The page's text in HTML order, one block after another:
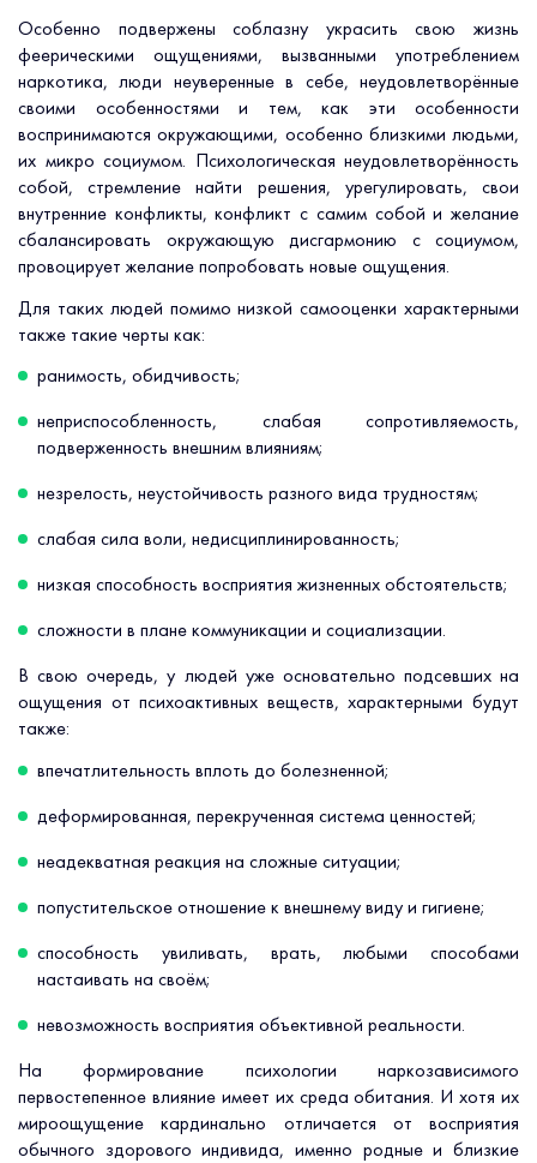
Особенно подвержены соблазну украсить свою жизнь
феерическими ощущениями, вызванными употреблением
наркотика, люди неуверенные в себе, неудовлетворённые
своими особенностями и тем, как эти особенности
воспринимаются окружающими, особенно близкими людьми,
их микро социумом. Психологическая неудовлетворённость
собой, стремление найти решения, урегулировать, свои
внутренние конфликты, конфликт с самим собой и желание
сбалансировать окружающую дисгармонию с социумом,
провоцирует желание попробовать новые ощущения.
Для таких людей помимо низкой самооценки характерными
также такие черты как:
ранимость, обидчивость;
неприспособленность, слабая сопротивляемость,
подверженность внешним влияниям;
незрелость, неустойчивость разного вида трудностям;
слабая сила воли, недисциплинированность;
низкая способность восприятия жизненных обстоятельств;
сложности в плане коммуникации и социализации.
В свою очередь, у людей уже основательно подсевших на
ощущения от психоактивных веществ, характерными будут
также:
впечатлительность вплоть до болезненной;
деформированная, перекрученная система ценностей;
неадекватная реакция на сложные ситуации;
попустительское отношение к внешнему виду и гигиене;
способность увиливать, врать, любыми способами
настаивать на своём;
невозможность восприятия объективной реальности.
На формирование психологии наркозависимого
первостепенное влияние имеет их среда обитания. И хотя их
мироощущение кардинально отличается от восприятия
обычного здорового индивида, именно родные и близкие